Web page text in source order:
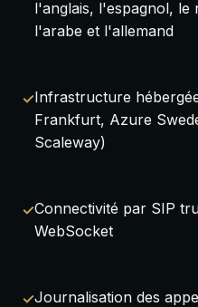
l'anglais, l'espagnol, le
l'arabe et l'allemand
Infrastructure
Frankfurt, Azure
Scaleway)
Connectivité par SIP
WebSocket
Journalisation des